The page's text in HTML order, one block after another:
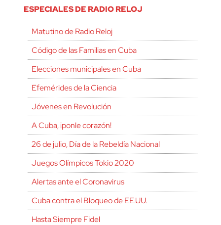
ESPECIALES DE RADIO RELOJ
Matutino de Radio Reloj
Código de las Familias en Cuba
Elecciones municipales en Cuba
Efemérides de la Ciencia
Jóvenes en Revolución
A Cuba, ¡ponle corazón!
26 de julio, Día de la Rebeldía Nacional
Juegos Olímpicos Tokio 2020
Alertas ante el Coronavirus
Cuba contra el Bloqueo de EE.UU.
Hasta Siempre Fidel